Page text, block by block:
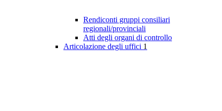
Rendiconti gruppi consiliari
regionali/provinciali
Atti degli organi di controllo
Articolazione degli uffici 1